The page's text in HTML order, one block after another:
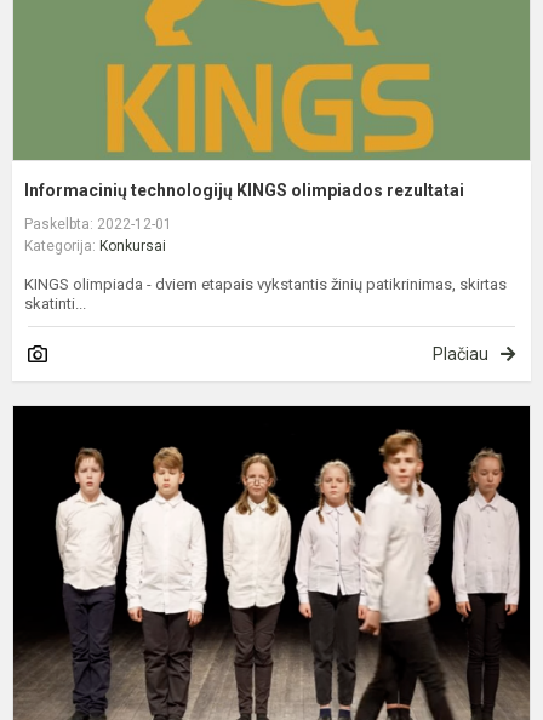
Informacinių technologijų KINGS olimpiados rezultatai
Paskelbta: 2022-12-01
Kategorija: Konkursai
KINGS olimpiada - dviem etapais vykstantis žinių patikrinimas, skirtas
skatinti...
Plačiau